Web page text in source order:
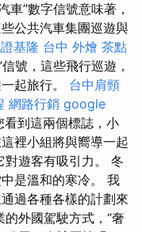
車”數字信號意味著，
公共汽車集團巡遊與
基隆 台中 外燴 茶點
號，這些飛行巡遊，
起旅行。 台中肩頸
網路行銷 google
看到這兩個標誌，小
裡小組將與嚮導一起
遊客有吸引力。 冬
是溫和的寒冷。 我
過各種各樣的計劃來
外國駕駛方式，“奢